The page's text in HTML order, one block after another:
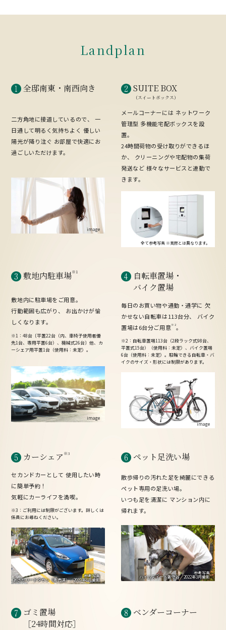
Landplan
全邸南東・ 南西向き
二方角地に接道しているので、
一
日通して明るく気持ちよく 優しい
陽光が降り注ぐ お部屋で快適にお
過ごしいただけます。
image
SUITE BOX
（スイートボックス）
メールコーナーには ネットワーク
管理型 多機能宅配ボックスを設
置。
24時間荷物の受け取りができるほ
か、
クリーニングや宅配物の集荷
発送など 様々なサービスと連動で
きます。
全て参考写真 ※実際とは異なります。
敷地内駐車場※1
敷地内に駐車場をご用意。
行動範囲も広がり、
お出かけが愉
しくなります。
※1：48台〔平置22台（内、車椅子使用者優
先1台、専用平置6台）、機械式26台〕他、カ
ーシェア用平置1台（使用料：未定）。
image
自転車置場・
バイク置場
毎日のお買い物や通勤・通学に 欠
かせない自転車は113台分、
バイク
置場は6台分ご用意※2。
※2：自転車置場113台（2段ラック式98台、
平置式15台）（使用料：未定）、バイク置場
6台（使用料：未定）。駐輪できる自転車・バ
イクのサイズ・形状には制限があります。
image
カーシェア ※3
セカンドカーとして 使用したい時
に簡単予約！
気軽にカーライフを満喫。
※3：ご利用には制限がございます。詳しくは
係員にお尋ねください。
参考写真
あさかリードタウン（販売済）／2019年8月撮影
ペット足洗い場
散歩帰りの汚れた足を綺麗にできる
ペット専用の足洗い場。
いつも足を清潔に マンション内に
帰れます。
参考写真
ハイムスイート新守谷／2022年3月撮影
ゴミ置場
［24時間対応］
ベンダーコーナー